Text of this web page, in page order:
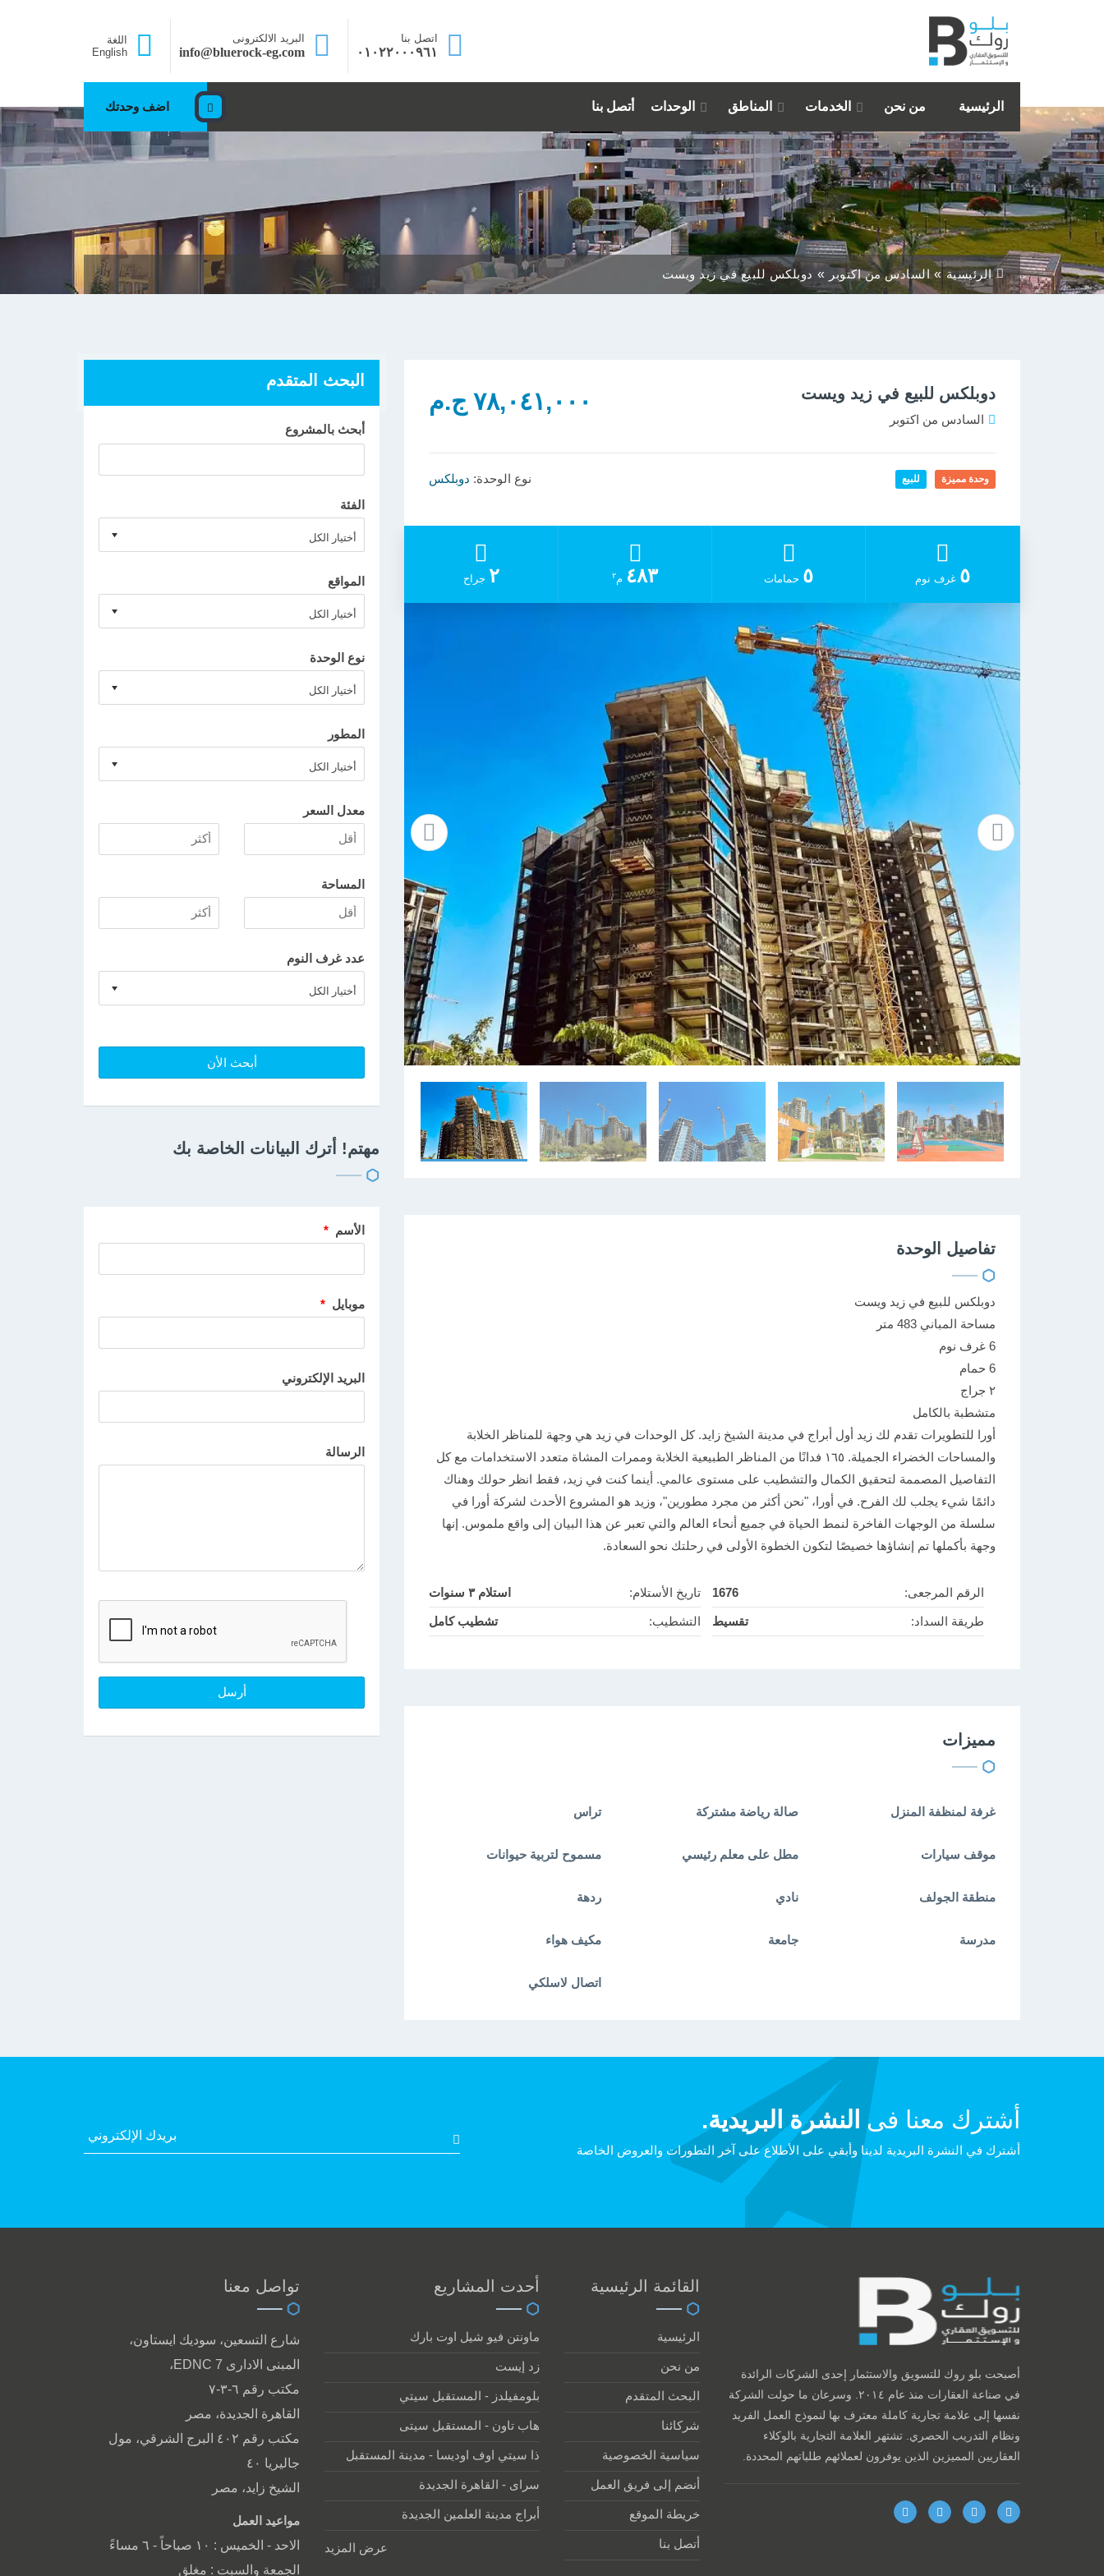
اللغة
English
البريد الالكترونى
info@bluerock-eg.com
اتصل بنا
٠١٠٢٢٠٠٠٩٦١
اضف وحدتك الرئيسية من نحن الخدمات المناطق الوحدات أتصل بنا
الرئيسية السادس من اكتوبر دوبلكس للبيع في زيد ويست
دوبلكس للبيع في زيد ويست
السادس من اكتوبر
٧٨,٠٤١,٠٠٠ ج.م
وحدة مميزة للبيع نوع الوحدة: دوبلكس
٥ غرف نوم ٥ حمامات ٤٨٣ م٢ ٢ جراح
تفاصيل الوحدة
دوبلكس للبيع في زيد ويست
مساحة المباني 483 متر
6 غرف نوم
6 حمام
٢ جراج
متشطبة بالكامل
أورا للتطويرات تقدم لك زيد أول أبراج في مدينة الشيخ زايد. كل الوحدات في زيد هي وجهة للمناظر الخلابة
والمساحات الخضراء الجميلة. ١٦٥ فدانًا من المناظر الطبيعية الخلابة وممرات المشاة متعدد الاستخدامات مع كل
التفاصيل المصممة لتحقيق الكمال والتشطيب على مستوى عالمي. أينما كنت في زيد، فقط انظر حولك وهناك
دائمًا شيء يجلب لك الفرح. في أورا، "نحن أكثر من مجرد مطورين"، وزيد هو المشروع الأحدث لشركة أورا في
سلسلة من الوجهات الفاخرة لنمط الحياة في جميع أنحاء العالم والتي تعبر عن هذا البيان إلى واقع ملموس. إنها
وجهة بأكملها تم إنشاؤها خصيصًا لتكون الخطوة الأولى في رحلتك نحو السعادة.
الرقم المرجعى: 1676 تاريخ الأستلام: استلام ٣ سنوات
طريقة السداد: تقسيط التشطيب: تشطيب كامل
مميزات
تراس صالة رياضة مشتركة غرفة لمنظفة المنزل
مسموح لتربية حيوانات مطل على معلم رئيسي موقف سيارات
ردهة نادي منطقة الجولف
مكيف هواء جامعة مدرسة
اتصال لاسلكي
البحث المتقدم
أبحث بالمشروع
الفئة
المواقع
نوع الوحدة
المطور
معدل السعر
المساحة
عدد غرف النوم
مهتم! أترك البيانات الخاصة بك
الأسم *
موبايل *
البريد الإلكتروني
الرسالة
أشترك معنا فى النشرة البريدية.
أشترك في النشرة البريدية لدينا وأبقي على الأطلاع على آخر التطورات والعروض الخاصة
أصبحت بلو روك للتسويق والاستثمار إحدى الشركات الرائدة
في صناعة العقارات منذ عام ٢٠١٤. وسرعان ما حولت الشركة
نفسها إلى علامة تجارية كاملة معترف بها لنموذج العمل الفريد
ونظام التدريب الحصري. تشتهر العلامة التجارية بالوكلاء
العقاريين المميزين الذين يوفرون لعملائهم طلباتهم المحددة.
القائمة الرئيسية
الرئيسية
من نحن
البحث المتقدم
شركائنا
سياسية الخصوصية
أنضم إلى فريق العمل
خريطة الموقع
أتصل بنا
أحدت المشاريع
ماونتن فيو شيل اوت بارك
زد إيست
بلومفيلدز - المستقبل سيتي
هاب تاون - المستقبل سيتى
ذا سيتي اوف اوديسا - مدينة المستقبل
سراى - القاهرة الجديدة
أبراج مدينة العلمين الجديدة
عرض المزيد
تواصل معنا
شارع التسعين، سوديك ايستاون،
المبنى الادارى EDNC 7،
مكتب رقم ٦-٣-٧
القاهرة الجديدة، مصر
مكتب رقم ٤٠٢ البرج الشرقي، مول
جاليريا ٤٠
الشيخ زايد، مصر
مواعيد العمل
الاحد - الخميس : ١٠ صباحاً - ٦ مساءً
الجمعة والسبت : مغلق